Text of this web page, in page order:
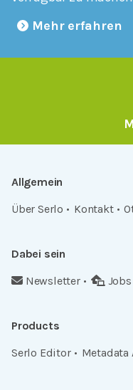
Mehr erfahren
Allgemein
Über Serlo
Kontakt
Dabei sein
Newsletter
Jobs
Products
Serlo Editor
Metadata